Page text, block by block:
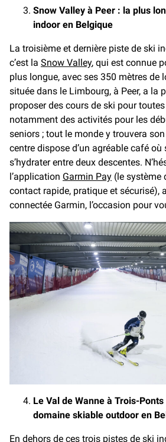
Snow Valley à Peer : la plus
indoor en Belgique
La troisième et dernière piste de ski
c’est la Snow Valley, qui est connue
plus longue, avec ses 350 mètres de
située dans le Limbourg, à Peer, a la
proposer des cours de ski pour toutes
notamment des activités pour les
seniors ; tout le monde y trouvera
centre dispose d’un agréable café où
s’hydrater entre deux descentes.
l’application Garmin Pay (le système
contact rapide, pratique et sécurisé),
connectée Garmin, l’occasion pour
Le Val de Wanne à Trois-
domaine skiable outdoor en
En dehors de ces trois pistes de ski